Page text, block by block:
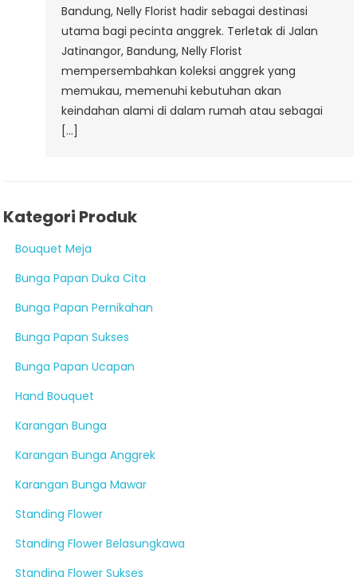
Bandung, Nelly Florist hadir sebagai destinasi
utama bagi pecinta anggrek. Terletak di Jalan
Jatinangor, Bandung, Nelly Florist
mempersembahkan koleksi anggrek yang
memukau, memenuhi kebutuhan akan
keindahan alami di dalam rumah atau sebagai
[…]
Kategori Produk
Bouquet Meja
Bunga Papan Duka Cita
Bunga Papan Pernikahan
Bunga Papan Sukses
Bunga Papan Ucapan
Hand Bouquet
Karangan Bunga
Karangan Bunga Anggrek
Karangan Bunga Mawar
Standing Flower
Standing Flower Belasungkawa
Standing Flower Sukses